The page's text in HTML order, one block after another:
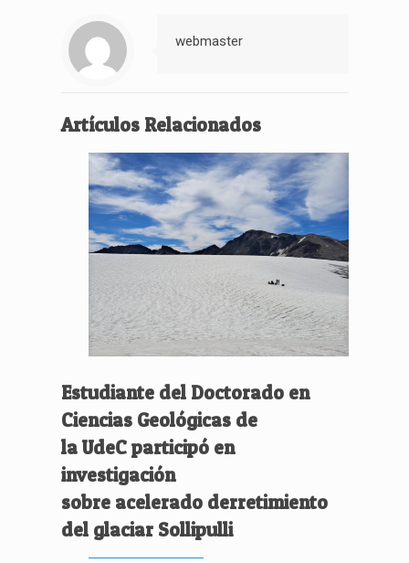
webmaster
Artículos Relacionados
Estudiante del Doctorado en
Ciencias Geológicas de
la UdeC participó en
investigación
sobre acelerado derretimiento
del glaciar Sollipulli